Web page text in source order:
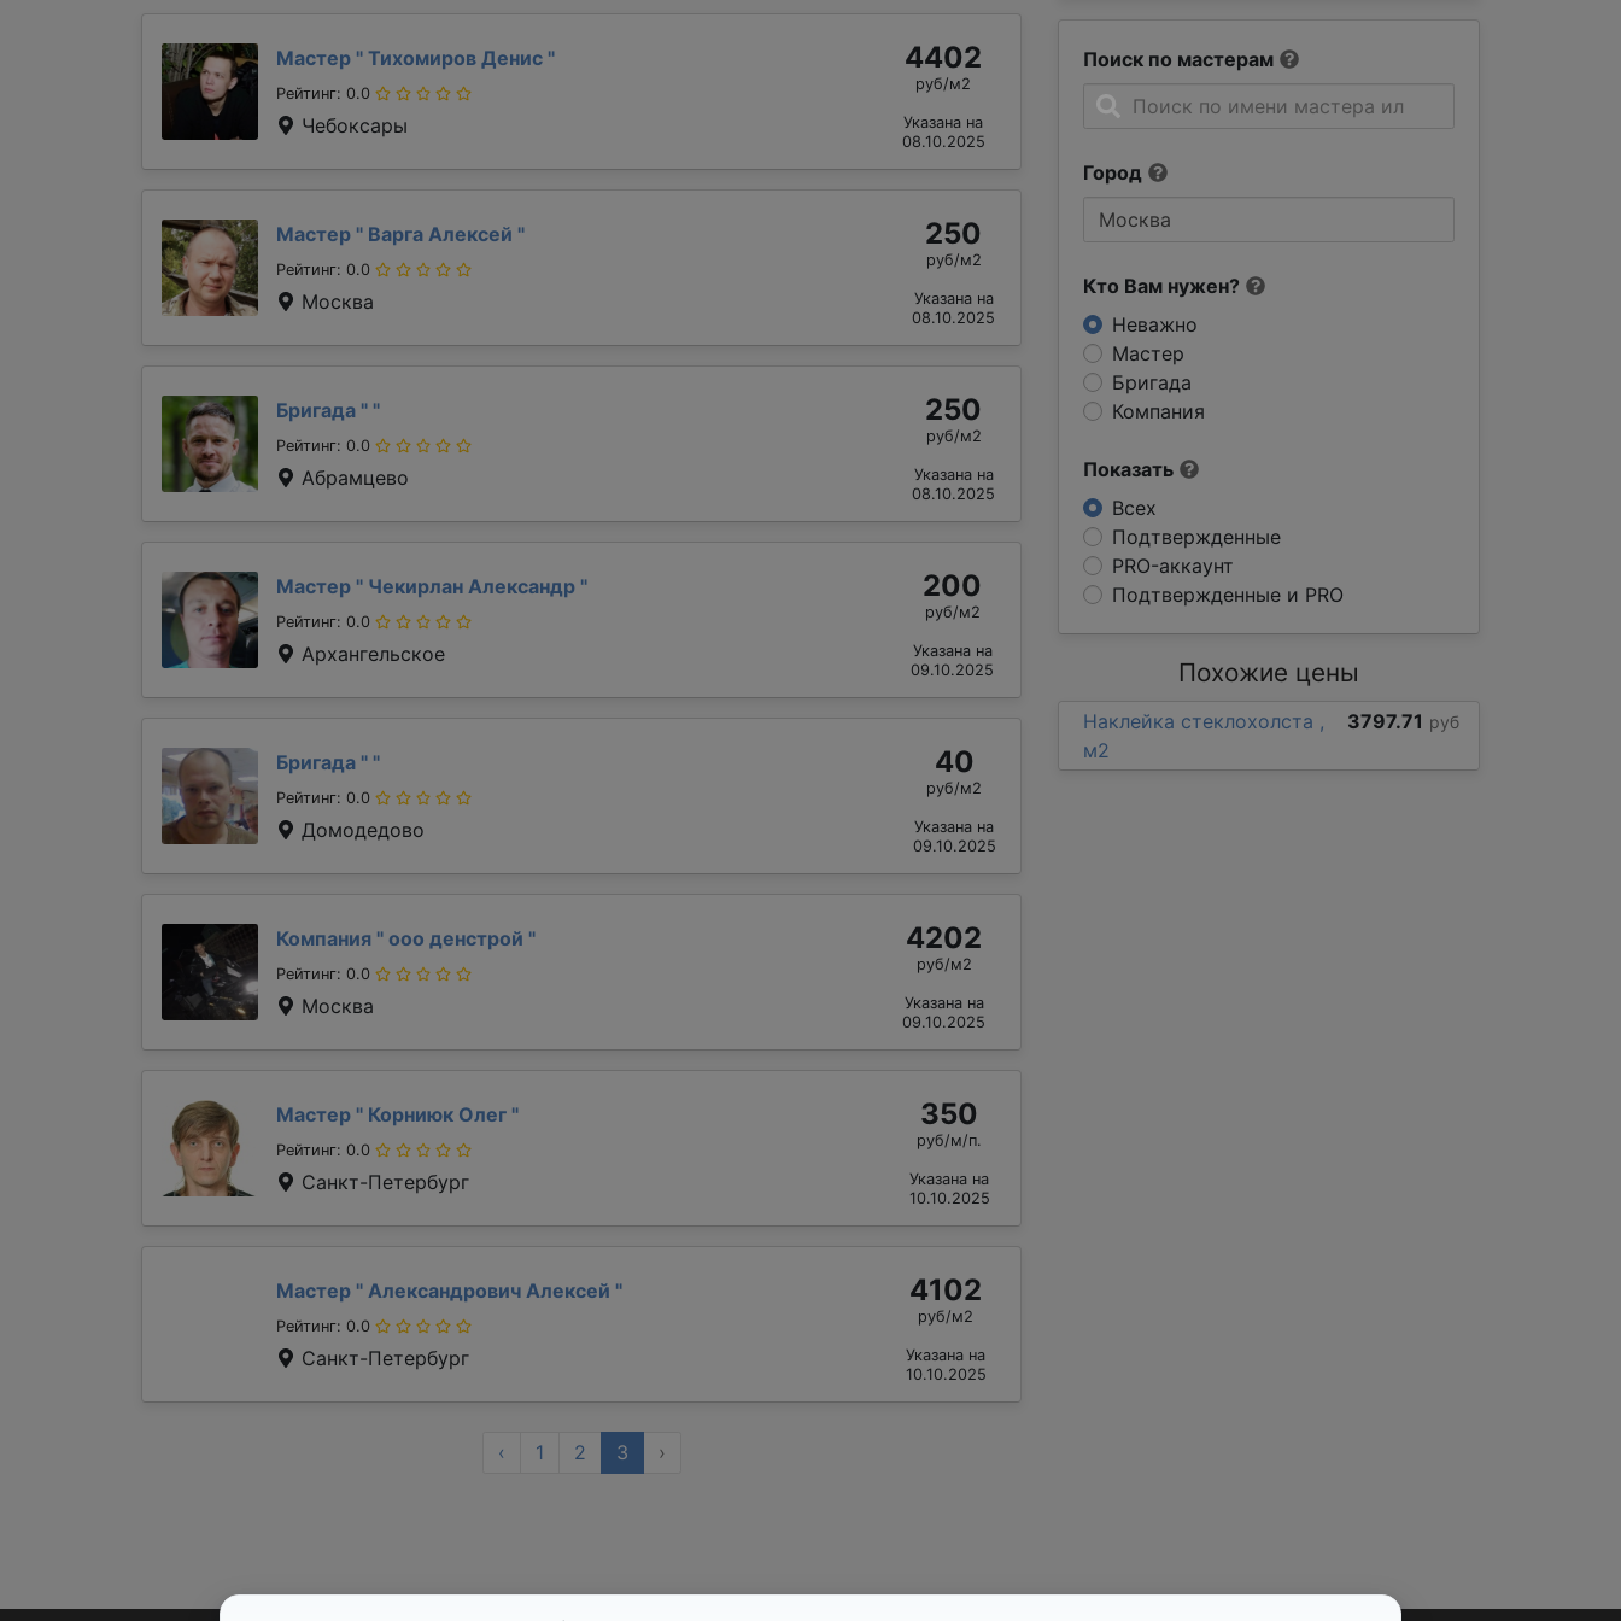
Поиск по мастерам
Город
Кто Вам нужен?
Неважно
Мастер
Бригада
Компания
Показать
Всех
Подтвержденные
PRO-аккаунт
Подтвержденные и PRO
Мастер " Тихомиров Денис "
Рейтинг: 0.0
Чебоксары
4402
руб/м2
Указана на
08.10.2025
Мастер " Варга Алексей "
Рейтинг: 0.0
Москва
250
руб/м2
Указана на
08.10.2025
Бригада " "
Рейтинг: 0.0
Абрамцево
250
руб/м2
Указана на
08.10.2025
Мастер " Чекирлан Александр "
Рейтинг: 0.0
Архангельское
200
руб/м2
Указана на
09.10.2025
Бригада " "
Рейтинг: 0.0
Домодедово
40
руб/м2
Указана на
09.10.2025
Компания " ооо денстрой "
Рейтинг: 0.0
Москва
4202
руб/м2
Указана на
09.10.2025
Мастер " Корниюк Олег "
Рейтинг: 0.0
Санкт-Петербург
350
руб/м/п.
Указана на
10.10.2025
Мастер " Александрович Алексей "
Рейтинг: 0.0
Санкт-Петербург
4102
руб/м2
Указана на
10.10.2025
‹ 1 2 3 ›
Похожие цены
Наклейка стеклохолста ,
м2
3797.71 руб